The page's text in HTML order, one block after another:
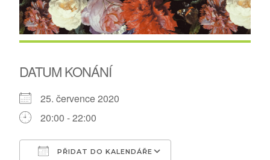
DATUM KONÁNÍ
25. července 2020
20:00 - 22:00
PŘIDAT DO KALENDÁŘE